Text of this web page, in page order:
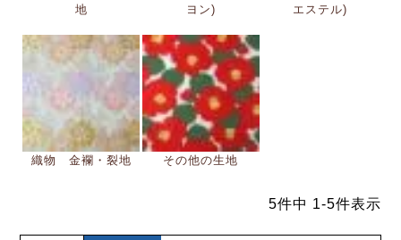
地
ヨン)
エステル)
織物 金襴・裂地 その他の生地
5件中 1-5件表示